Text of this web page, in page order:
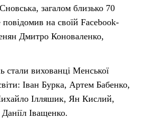
загалом близько 70
на своїй Facebook-
Дмитро Коноваленко,
стали вихованці Менської
Іван Бурка, Артем Бабенко,
Ілляшик, Ян Кислий,
Іващенко.